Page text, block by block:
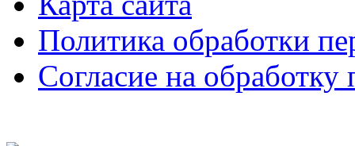
Политика обработки
Согласие на